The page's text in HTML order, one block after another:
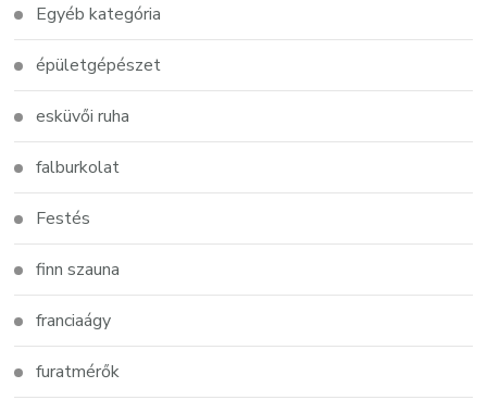
Egyéb kategória
épületgépészet
esküvői ruha
falburkolat
Festés
finn szauna
franciaágy
furatmérők